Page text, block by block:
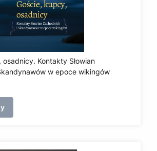
Kontakty Słowian
w epoce wikingów